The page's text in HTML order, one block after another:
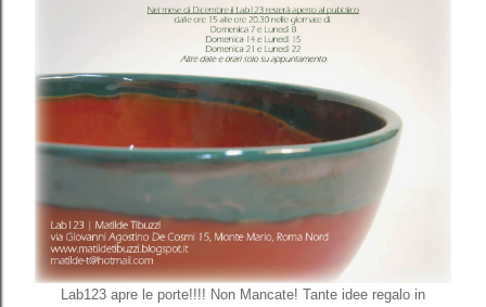
Lab123 apre le porte!!!! Non Mancate! Tante idee regalo in